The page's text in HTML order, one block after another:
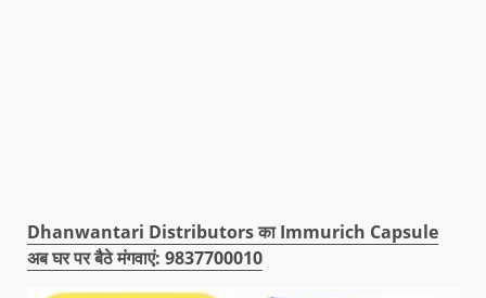
Dhanwantari Distributors का Immurich Capsule
अब घर पर बैठे मंगवाएं: 9837700010